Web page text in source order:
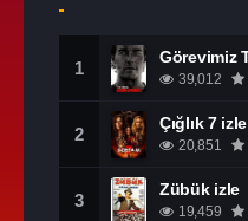
1
39,012
2
Çığlık 7 izle
20,851
3
Zübük izle
19,459